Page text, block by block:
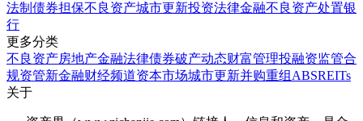
法制 债券担保不良资产城市更新投资法律金融不良资产处置银
行
更多分类
不良资产房地产金融法律债券破产动态财富管理投融资监管合
规资管新金融财经频道资本市场城市更新并购重组 ABSREITs
关于